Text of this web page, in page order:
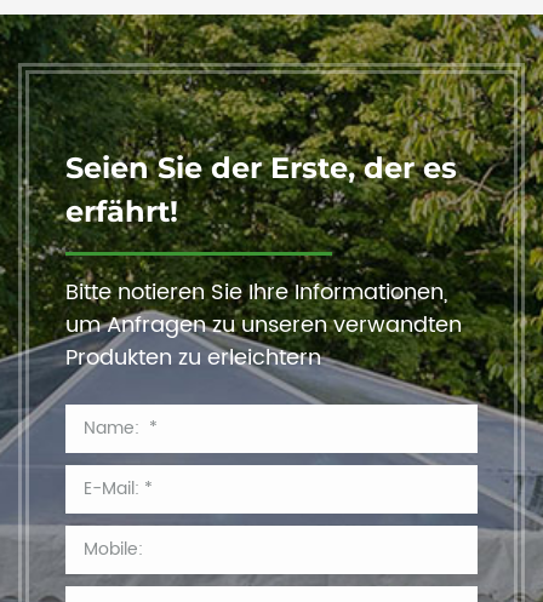
Seien Sie der Erste, der es
erfährt!
Bitte notieren Sie Ihre Informationen,
um Anfragen zu unseren verwandten
Produkten zu erleichtern